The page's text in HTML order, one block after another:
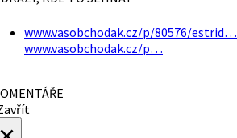
www.vasobchodak.cz/p/80576/estrid…
www.vasobchodak.cz/p…